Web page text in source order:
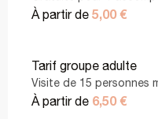
À partir de 5,00 €
Tarif groupe adulte
Visite de 15 personnes
À partir de 6,50 €